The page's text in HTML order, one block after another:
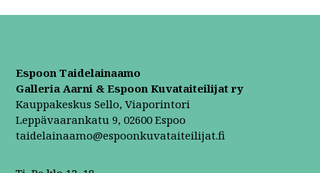
Espoon Taidelainaamo
Galleria Aarni & Espoon Kuvataiteilijat ry
Kauppakeskus Sello, Viaporintori
Leppävaarankatu 9, 02600 Espoo
taidelainaamo@espoonkuvataiteilijat.fi